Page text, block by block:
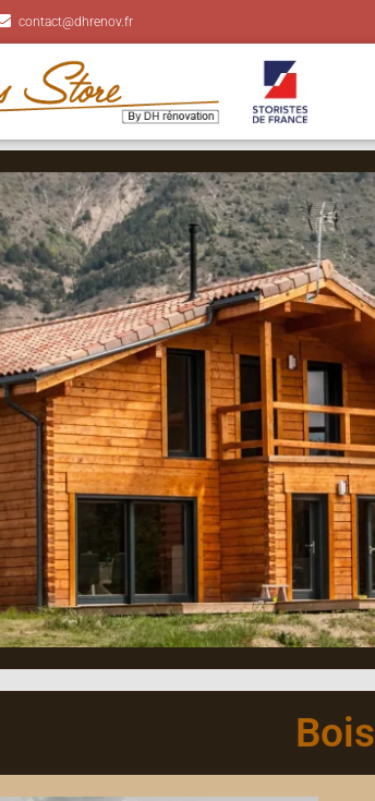
contact@dhrenov.fr